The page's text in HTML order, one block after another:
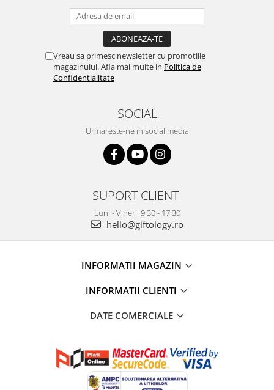
Vreau sa primesc newsletter cu promotiile
magazinului. Afla mai multe in Politica de
Confidentialitate
SOCIAL
Urmareste-ne in social media
SUPORT CLIENTI
Luni - Vineri: 9:30 - 17:30
hello@giftology.ro
INFORMATII MAGAZIN
INFORMATII CLIENTI
DATE COMERCIALE